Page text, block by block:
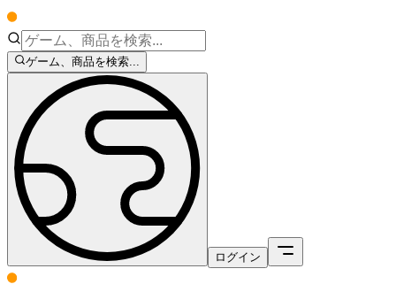
ゲーム、商品を検索...
ログイン